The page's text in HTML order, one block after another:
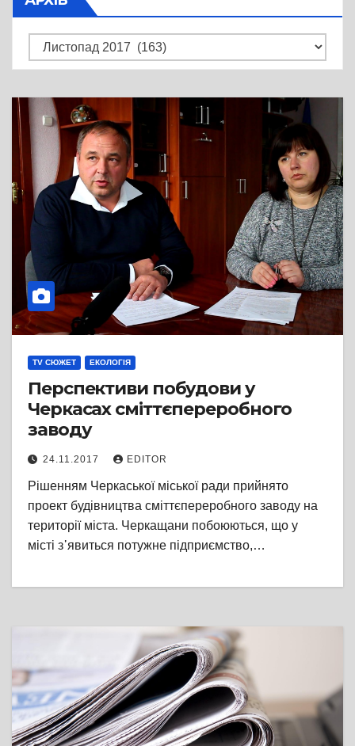
Архів
TV СЮЖЕТ ЕКОЛОГІЯ
Перспективи побудови у
Черкасах сміттєпереробного
заводу
24.11.2017 EDITOR
Рішенням Черкаської міської ради прийнято
проект будівництва сміттєпереробного заводу на
території міста. Черкащани побоюються, що у
місті з᾽явиться потужне підприємство,…